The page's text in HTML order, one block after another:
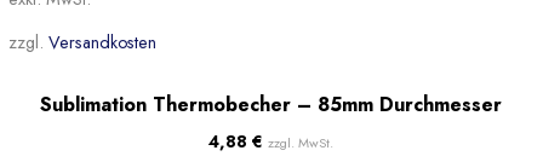
zzgl. Versandkosten
Beliebt
Sublimation Thermobecher – 85mm Durchmesser
4,88 € zzgl. MwSt.